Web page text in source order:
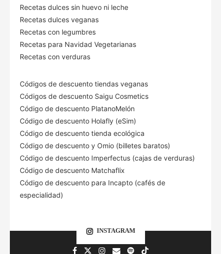
Recetas dulces sin huevo ni leche
Recetas dulces veganas
Recetas con legumbres
Recetas para Navidad Vegetarianas
Recetas con verduras
Códigos de descuento tiendas veganas
Códigos de descuento Saigu Cosmetics
Código de descuento PlatanoMelón
Código de descuento Holafly (eSim)
Código de descuento tienda ecológica
Código de descuento y Omio (billetes baratos)
Código de descuento Imperfectus (cajas de verduras)
Código de descuento Matchaflix
Código de descuento para Incapto (cafés de
especialidad)
INSTAGRAM